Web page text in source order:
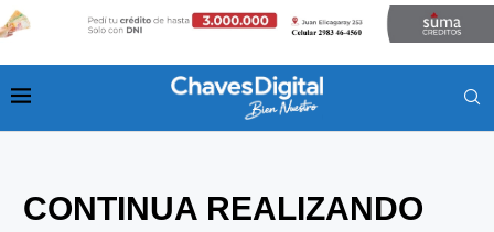
CONTINUA REALIZANDO